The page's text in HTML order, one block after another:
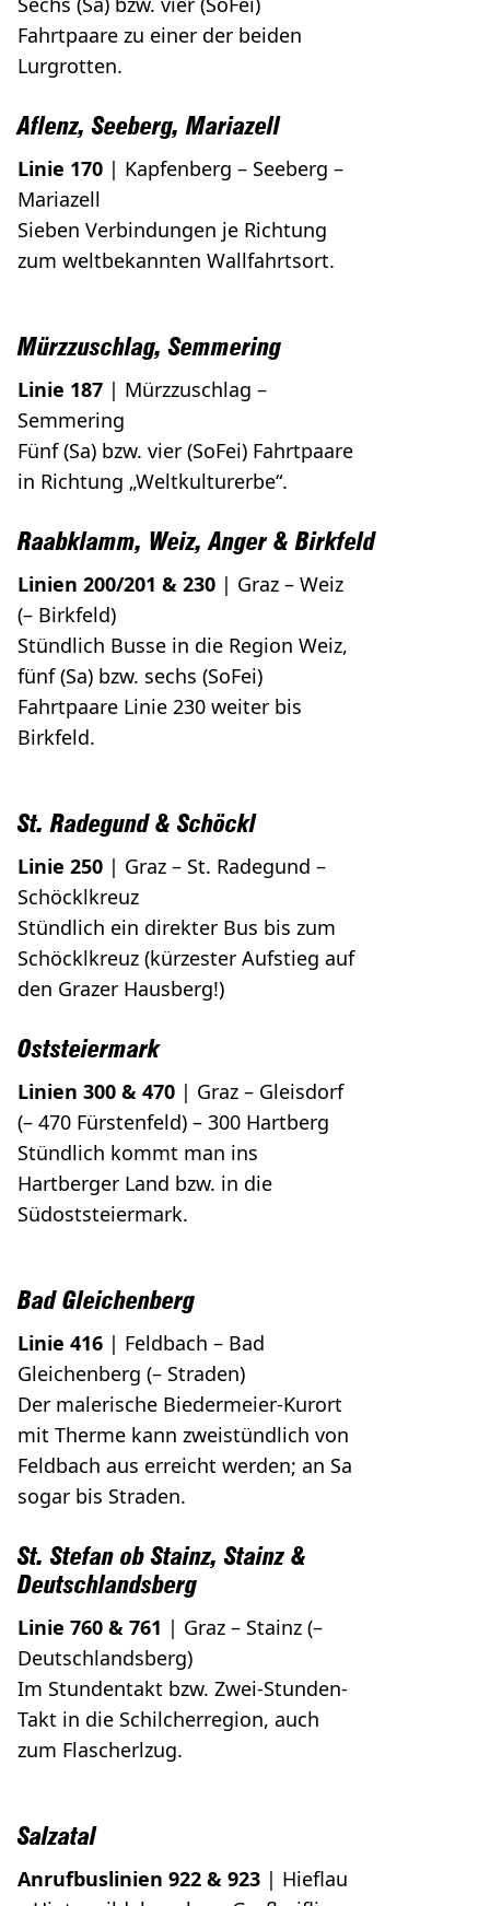
Fahrtpaare zu einer der beiden
Lurgrotten.
Aflenz, Seeberg, Mariazell
Linie 170 | Kapfenberg – Seeberg –
Mariazell
Sieben Verbindungen je Richtung
zum weltbekannten Wallfahrtsort.
Mürzzuschlag, Semmering
Linie 187 | Mürzzuschlag –
Semmering
Fünf (Sa) bzw. vier (SoFei) Fahrtpaare
in Richtung „Weltkulturerbe“.
Raabklamm, Weiz, Anger & Birkfeld
Linien 200/201 & 230 | Graz – Weiz
(– Birkfeld)
Stündlich Busse in die Region Weiz,
fünf (Sa) bzw. sechs (SoFei)
Fahrtpaare Linie 230 weiter bis
Birkfeld.
St. Radegund & Schöckl
Linie 250 | Graz – St. Radegund –
Schöcklkreuz
Stündlich ein direkter Bus bis zum
Schöcklkreuz (kürzester Aufstieg auf
den Grazer Hausberg!)
Oststeiermark
Linien 300 & 470 | Graz – Gleisdorf
(– 470 Fürstenfeld) – 300 Hartberg
Stündlich kommt man ins
Hartberger Land bzw. in die
Südoststeiermark.
Bad Gleichenberg
Linie 416 | Feldbach – Bad
Gleichenberg (– Straden)
Der malerische Biedermeier-Kurort
mit Therme kann zweistündlich von
Feldbach aus erreicht werden; an Sa
sogar bis Straden.
St. Stefan ob Stainz, Stainz &
Deutschlandsberg
Linie 760 & 761 | Graz – Stainz (–
Deutschlandsberg)
Im Stundentakt bzw. Zwei-Stunden-
Takt in die Schilcherregion, auch
zum Flascherlzug.
Salzatal
Anrufbuslinien 922 & 923 | Hieﬂau